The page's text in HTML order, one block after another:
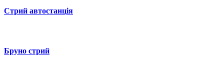
Стрий автостанція
Бруно стрий